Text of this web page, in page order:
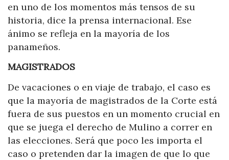
en uno de los momentos más tensos de su
historia, dice la prensa internacional. Ese
ánimo se refleja en la mayoría de los
panameños.
MAGISTRADOS
De vacaciones o en viaje de trabajo, el caso es
que la mayoría de magistrados de la Corte está
fuera de sus puestos en un momento crucial en
que se juega el derecho de Mulino a correr en
las elecciones. Será que poco les importa el
caso o pretenden dar la imagen de que lo que